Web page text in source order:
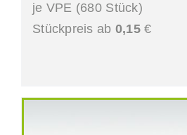
je VPE (680 Stück)
Stückpreis ab 0,15€